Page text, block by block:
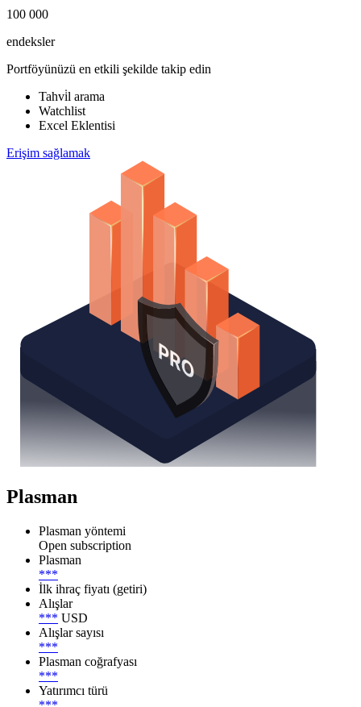
100 000
endeksler
Portföyünüzü en etkili şekilde takip edin
Tahvi̇l arama
Watchlist
Excel Eklentisi
Erişim sağlamak
Plasman
Plasman yöntemi
Open subscription
Plasman
***
İlk ihraç fiyatı (getiri)
Alışlar
*** USD
Alışlar sayısı
***
Plasman coğrafyası
***
Yatırımcı türü